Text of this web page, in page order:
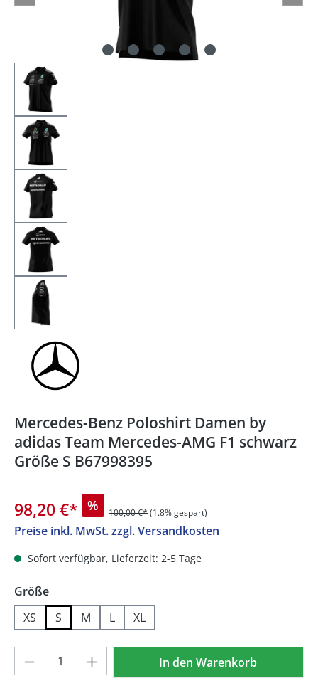
Mercedes-Benz Poloshirt Damen by
adidas Team Mercedes-AMG F1 schwarz
Größe S B67998395
98,20 €* % 100,00 €*(1.8% gespart)
Preise inkl. MwSt. zzgl. Versandkosten
Sofort verfügbar, Lieferzeit: 2-5 Tage
Größeauswählen
XS
S M L XL
Produkt Anzahl: Gib denIn den Warenkorb